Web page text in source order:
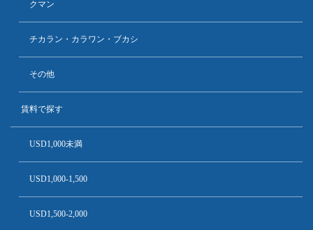
クマン
チカラン・カラワン・ブカシ
その他
賃料で探す
USD1,000未満
USD1,000-1,500
USD1,500-2,000